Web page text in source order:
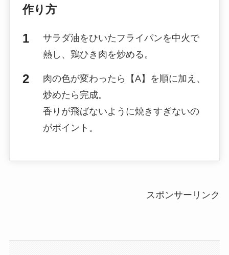
作り方
サラダ油をひいたフライパンを中火で
熱し、鶏ひき肉を炒める。
肉の色が変わったら【A】を順に加え、
炒めたら完成。
香りが飛ばないように焼きすぎないの
がポイント。
スポンサーリンク